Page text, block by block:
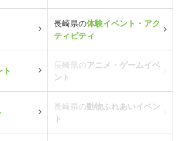
長崎県の体験イベント・アク
ティビティ
長崎県のアニメ・ゲームイベ
ント
長崎県の動物ふれあいイベン
ト